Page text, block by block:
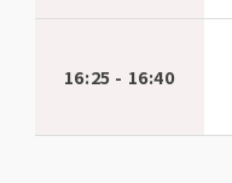
16:25 - 16:40